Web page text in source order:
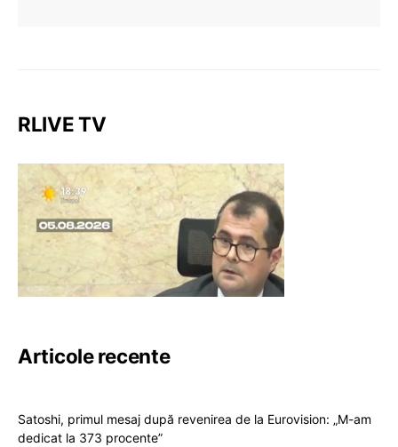
RLIVE TV
Articole recente
Satoshi, primul mesaj după revenirea de la Eurovision: „M-am
dedicat la 373 procente”